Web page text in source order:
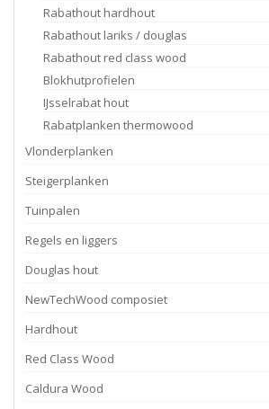
Rabathout hardhout
Rabathout lariks / douglas
Rabathout red class wood
Blokhutprofielen
IJsselrabat hout
Rabatplanken thermowood
Vlonderplanken
Steigerplanken
Tuinpalen
Regels en liggers
Douglas hout
NewTechWood composiet
Hardhout
Red Class Wood
Caldura Wood